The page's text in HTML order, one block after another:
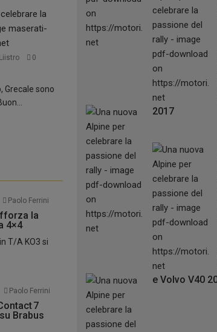
0
Grecale sono
Paolo Ferrini
la
4×4
T/A KO3 si
Paolo Ferrini
7
Brabus
2017
e Volvo V40